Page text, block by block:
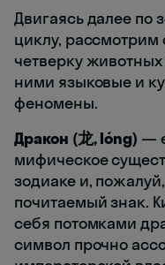
Двигаясь далее по
циклу,
четверку
ними языковые и
феномены.
Дракон (龙, lóng) —
мифическое
зодиаке и,
почитаемый знак.
себя потомками
символ прочно